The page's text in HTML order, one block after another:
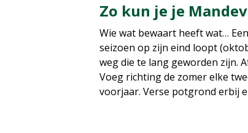
Zo kun je je
Wie wat bewaart heeft wat…
seizoen op zijn eind loopt
weg die te lang geworden zijn.
Voeg richting de zomer elke
voorjaar. Verse potgrond erbij